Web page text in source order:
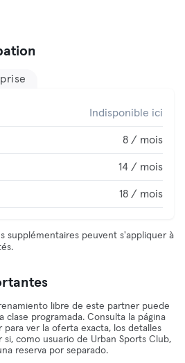
Indisponible ici
8 / mois
14 / mois
18 / mois
supplémentaires peuvent s'appliquer à
libre de este partner puede
clase programada. Consulta la página
ver la oferta exacta, los detalles
si, como usuario de Urban Sports Club,
reserva por separado.